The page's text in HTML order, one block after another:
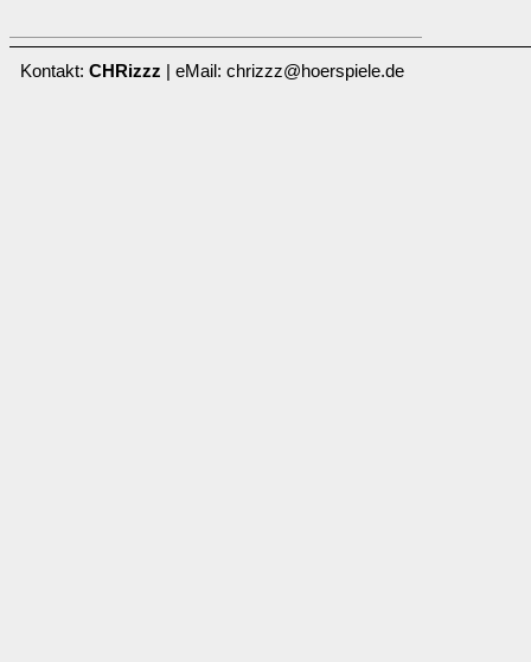
Kontakt: CHRizzz | eMail: chrizzz@hoerspiele.de